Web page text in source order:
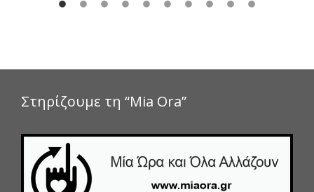
Στηρίζουμε τη “Mia Ora”